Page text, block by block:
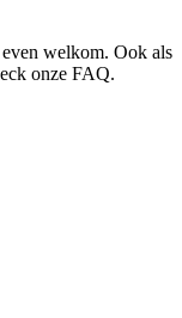
welkom. Ook als
onze FAQ.